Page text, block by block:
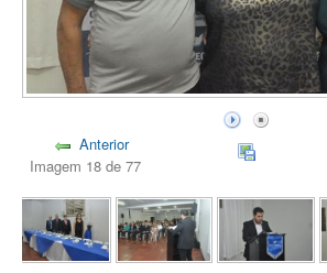
Anterior
Imagem 18 de 77